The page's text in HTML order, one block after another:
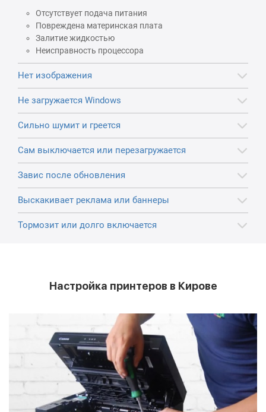
Отсутствует подача питания
Повреждена материнская плата
Залитие жидкостью
Неисправность процессора
Нет изображения
Не загружается Windows
Сильно шумит и греется
Сам выключается или перезагружается
Завис после обновления
Выскакивает реклама или баннеры
Тормозит или долго включается
Настройка принтеров в Кирове